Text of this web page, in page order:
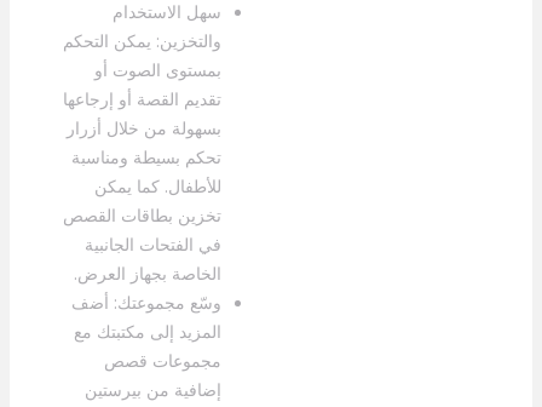
سهل الاستخدام
والتخزين: يمكن التحكم
بمستوى الصوت أو
تقديم القصة أو إرجاعها
بسهولة من خلال أزرار
تحكم بسيطة ومناسبة
للأطفال. كما يمكن
تخزين بطاقات القصص
في الفتحات الجانبية
الخاصة بجهاز العرض.
وسّع مجموعتك: أضف
المزيد إلى مكتبتك مع
مجموعات قصص
إضافية من بيرستين